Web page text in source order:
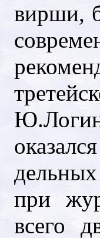
вирши,
при
всего